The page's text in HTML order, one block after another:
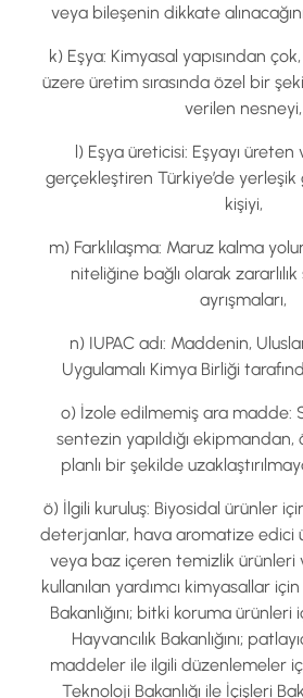
veya bileşenin dikkate
k) Eşya: Kimyasal yapısından
üzere üretim sırasında özel bir
verilen nesneyi,
l) Eşya üreticisi: Eşyayı üreten
gerçekleştiren Türkiye’de
kişiyi,
m) Farklılaşma: Maruz kalma
niteliğine bağlı olarak zararlılık
ayrışmaları,
n) IUPAC adı: Maddenin,
Uygulamalı Kimya Birliği
o) İzole edilmemiş ara madde:
sentezin yapıldığı
planlı bir şekilde
ö) İlgili kuruluş: Biyosidal ürünler için
deterjanlar, hava aromatize edici
veya baz içeren temizlik ürünleri
kullanılan yardımcı kimyasallar
Bakanlığını; bitki koruma ürünleri
Hayvancılık Bakanlığını;
maddeler ile ilgili düzenlemeler
Teknoloji Bakanlığı ile İçişleri